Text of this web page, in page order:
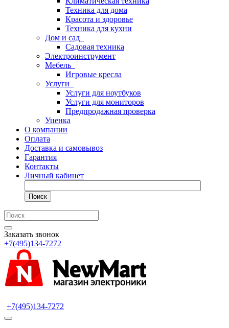
Техника для дома
Красота и здоровье
Техника для кухни
Дом и сад
Садовая техника
Электроинструмент
Мебель
Игровые кресла
Услуги
Услуги для ноутбуков
Услуги для мониторов
Предпродажная проверка
Уценка
О компании
Оплата
Доставка и самовывоз
Гарантия
Контакты
Личный кабинет
Поиск
Заказать звонок
+7(495)134-7272
+7(495)134-7272